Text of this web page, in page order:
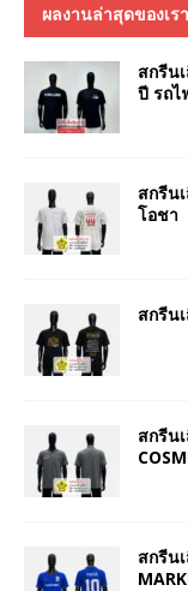
ผลงานล่าสุดของเรา
สกรีน
ปี รถ
สกรีน
โอชา
สกรีน
สกรีน
สกรีน